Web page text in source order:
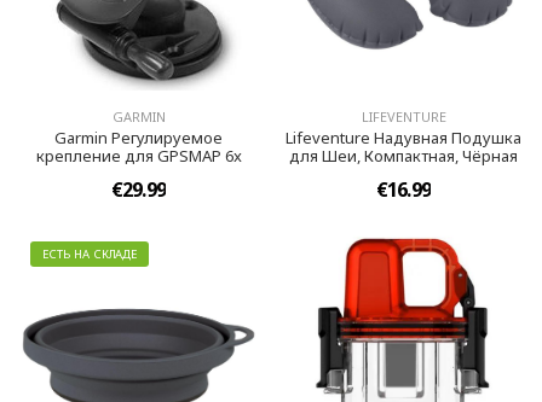
GARMIN
Garmin Регулируемое
крепление для GPSMAP 6x
€29.99
LIFEVENTURE
Lifeventure Надувная Подушка
для Шеи, Компактная, Чёрная
€16.99
ЕСТЬ НА СКЛАДЕ